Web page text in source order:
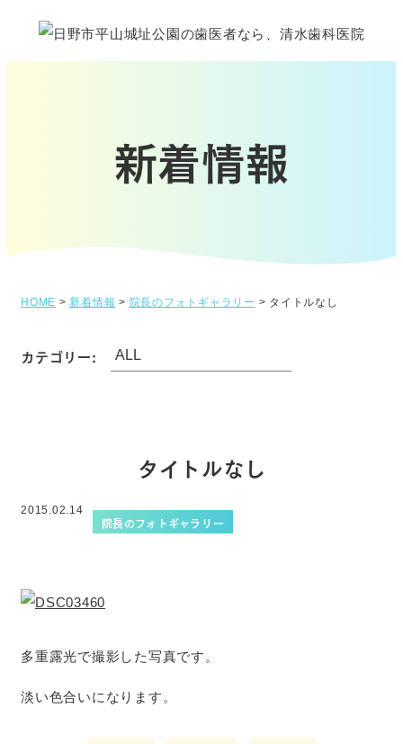
新着情報
HOME > 新着情報 > 院長のフォトギャラリー > タイトルなし
カテゴリー:
タイトルなし
2015.02.14
院長のフォトギャラリー
多重露光で撮影した写真です。
淡い色合いになります。